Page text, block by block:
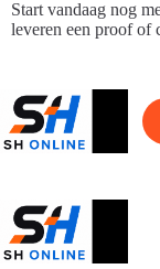
Ga
naar
Start vandaag nog
leveren een proof of